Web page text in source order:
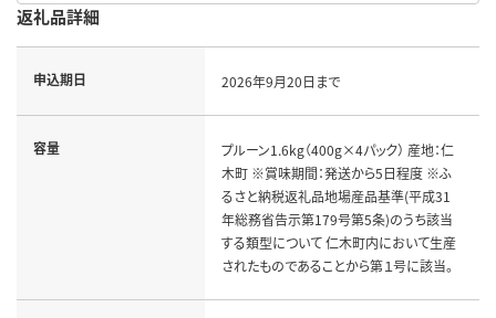
返礼品詳細
申込期日 2026年9月20日まで
容量
プルーン1.6kg（400g×4パック） 産地：仁
木町 ※賞味期間：発送から5日程度 ※ふ
るさと納税返礼品地場産品基準(平成31
年総務省告示第179号第5条)のうち該当
する類型について 仁木町内において生産
されたものであることから第１号に該当。